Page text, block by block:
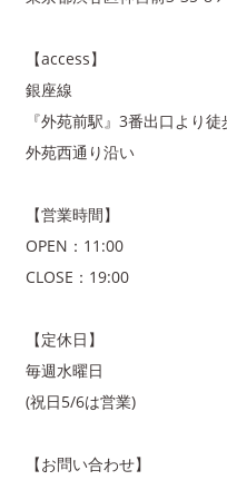
【access】
銀座線
『外苑前駅』3番出口より
外苑西通り沿い
【営業時間】
OPEN：11:00
CLOSE：19:00
【定休日】
毎週水曜日
(祝日5/6は営業)
【お問い合わせ】